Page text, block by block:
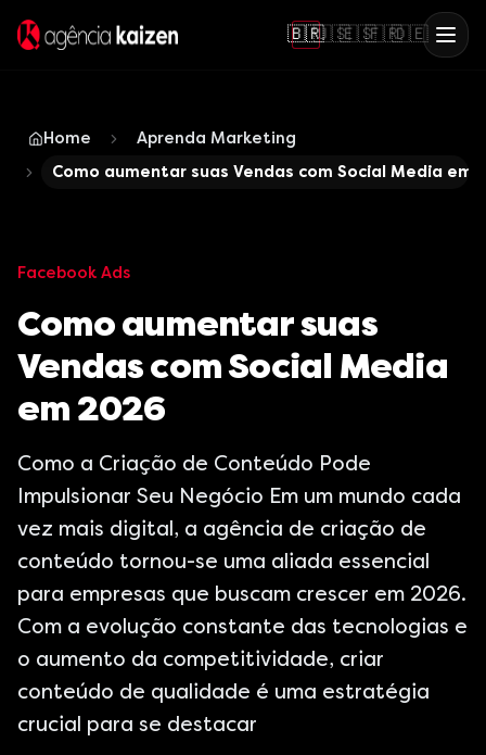
🇧🇷🇺🇸🇪🇸🇫🇷🇩🇪
Home
Aprenda Marketing
Como aumentar suas Vendas com Social Media em
Facebook Ads
Como aumentar suas
Vendas com Social Media
em 2026
Como a Criação de Conteúdo Pode
Impulsionar Seu Negócio Em um mundo cada
vez mais digital, a agência de criação de
conteúdo tornou-se uma aliada essencial
para empresas que buscam crescer em 2026.
Com a evolução constante das tecnologias e
o aumento da competitividade, criar
conteúdo de qualidade é uma estratégia
crucial para se destacar